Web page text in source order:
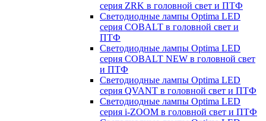
серия ZRK в головной свет и ПТФ
Светодиодные лампы Optima LED
серия COBALT в головной свет и
ПТФ
Светодиодные лампы Optima LED
серия COBALT NEW в головной свет
и ПТФ
Светодиодные лампы Optima LED
серия QVANT в головной свет и ПТФ
Светодиодные лампы Optima LED
серия i-ZOOM в головной свет и ПТФ